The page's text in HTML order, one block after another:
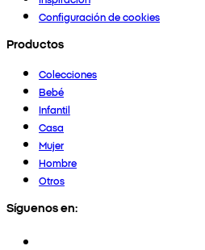
Configuración de cookies
Productos
Colecciones
Bebé
Infantil
Casa
Mujer
Hombre
Otros
Síguenos en: